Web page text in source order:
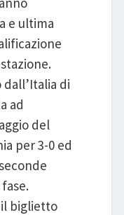
e ultima
di
ad
del
per 3-0 ed
il biglietto